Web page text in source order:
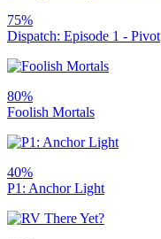
75%
Dispatch: Episode 1 - Pivot
80%
Foolish Mortals
40%
P1: Anchor Light